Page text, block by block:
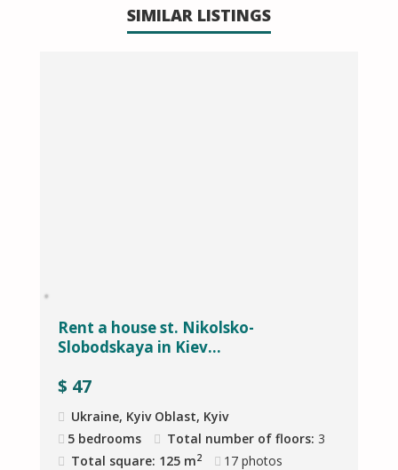
SIMILAR LISTINGS
Rent a house st. Nikolsko-
Slobodskaya in Kiev...
$ 47
Ukraine, Kyiv Oblast, Kyiv
5 bedrooms
Total number of floors: 3
Total square: 125 m2 17 photos